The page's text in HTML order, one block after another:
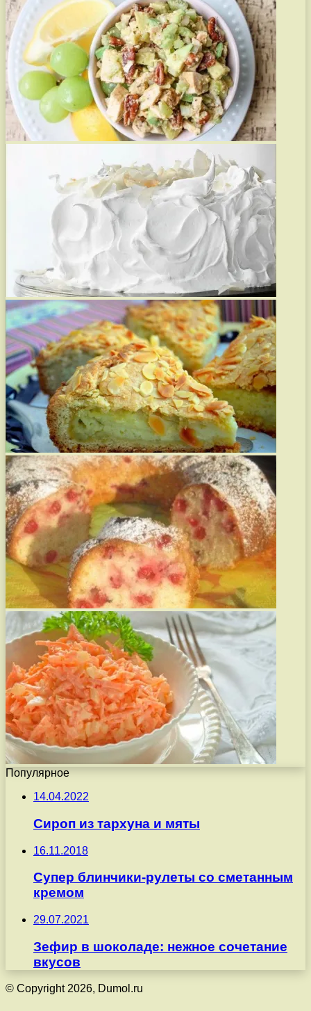
Популярное
14.04.2022
Сироп из тархуна и мяты
16.11.2018
Супер блинчики-рулеты со сметанным
кремом
29.07.2021
Зефир в шоколаде: нежное сочетание
вкусов
© Copyright 2026, Dumol.ru